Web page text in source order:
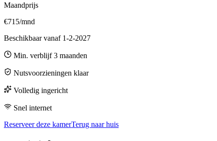
Maandprijs
€715/mnd
Beschikbaar vanaf 1-2-2027
Min. verblijf 3 maanden
Nutsvoorzieningen klaar
Volledig ingericht
Snel internet
Reserveer deze kamerTerug naar huis